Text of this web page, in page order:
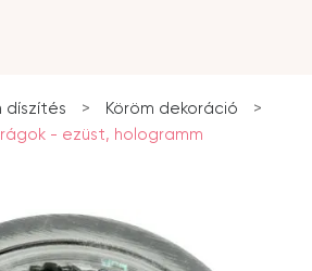
díszítés > Köröm dekoráció
>
- ezüst, hologramm